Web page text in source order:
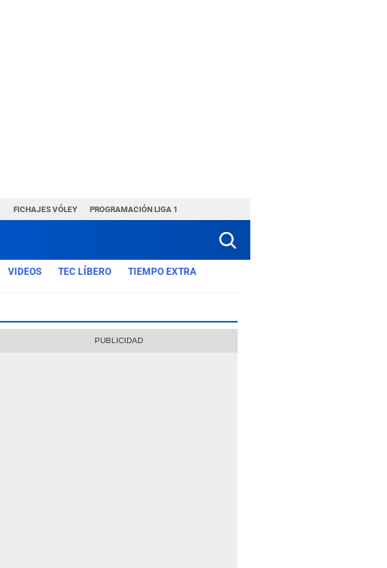
FICHAJES VÓLEY PROGRAMACIÓN LIGA 1
VIDEOS TEC LÍBERO TIEMPO EXTRA